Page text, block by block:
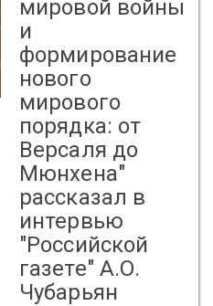
мировой войны
и
формирование
нового
мирового
порядка: от
Версаля до
Мюнхена"
рассказал в
интервью
"Российской
газете" А.О.
Чубарьян